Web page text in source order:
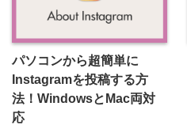
パソコンから超簡単に
Instagramを投稿する方
法！WindowsとMac両対
応